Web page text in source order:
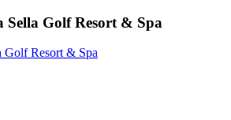
Golf Resort & Spa
Golf Resort & Spa